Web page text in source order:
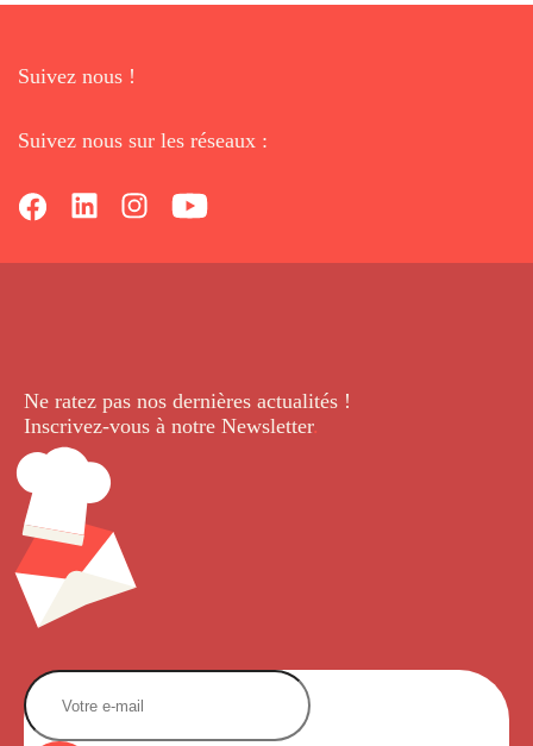
Suivez nous !
Suivez nous sur les réseaux :
Ne ratez pas nos dernières actualités !
Inscrivez-vous à notre Newsletter.